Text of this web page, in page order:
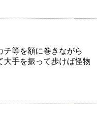
チ等を額に巻きながら
大手を振って歩けば怪物